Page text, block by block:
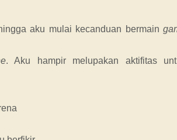
aku mulai kecanduan bermain
. Aku hampir melupakan aktifitas